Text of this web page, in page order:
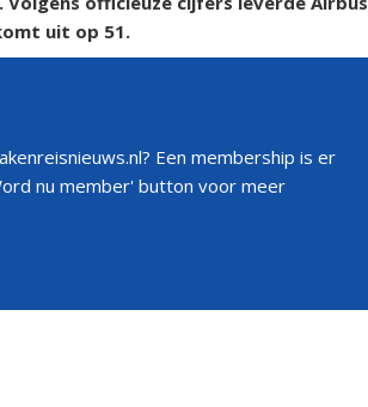
uit op 51.
Een membership is er
nu member' button voor meer